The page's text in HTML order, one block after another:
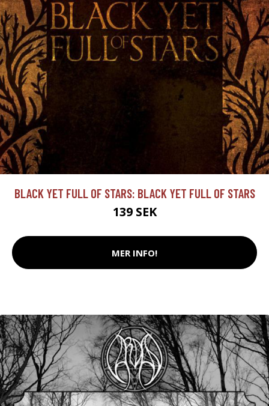
BLACK YET FULL OF STARS: BLACK YET FULL OF STARS
139 SEK
MER INFO!